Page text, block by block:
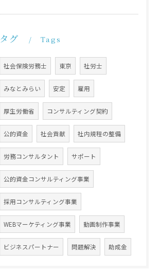
タグ Tags
社会保険労務士 東京 社労士
みなとみらい 安定 雇用
厚生労働省 コンサルティング契約
公的資金 社会貢献 社内規程の整備
労務コンサルタント サポート
公的資金コンサルティング事業
採用コンサルティング事業
WEBマーケティング事業 動画制作事業
ビジネスパートナー 問題解決 助成金